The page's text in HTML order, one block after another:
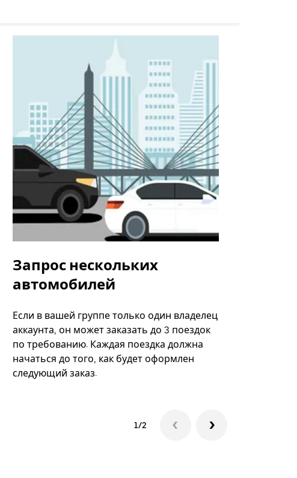
Запрос нескольких
автомобилей
Если в вашей группе только один владелец
аккаунта, он может заказать до 3 поездок
по требованию. Каждая поездка должна
начаться до того, как будет оформлен
следующий заказ.
1/2